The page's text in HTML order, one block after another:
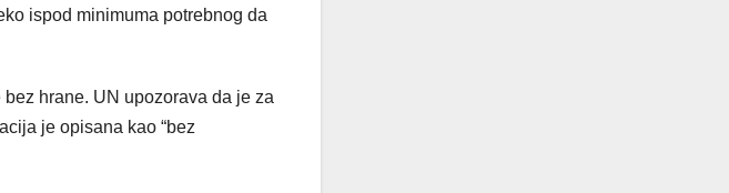
ispod minimuma potrebnog da
hrane. UN upozorava da je za
je opisana kao “bez